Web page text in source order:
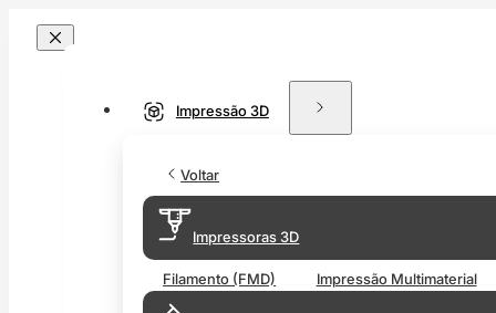
Impressão 3D
Voltar
Impressoras 3D
Filamento (FMD) Impressão Multimaterial